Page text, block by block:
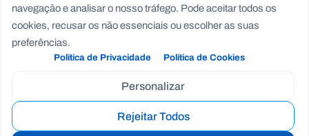
Copyright © Fundação Salesianos
Recrutamento|Canal de Denúncia Interno|Politica de
navegação e analisar o nosso tráfego. Pode aceitar todos os
cookies, recusar os não essenciais ou escolher as suas
preferências.
Política de Privacidade Política de Cookies
Personalizar
Rejeitar Todos